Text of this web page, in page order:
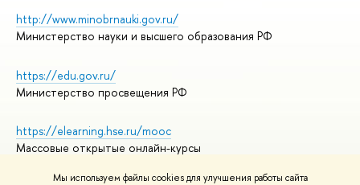
Мы используем файлы cookies для улучшения работы сайта
http://www.minobrnauki.gov.ru/
Министерство науки и высшего образования РФ
https://edu.gov.ru/
Министерство просвещения РФ
https://elearning.hse.ru/mooc
Массовые открытые онлайн-курсы